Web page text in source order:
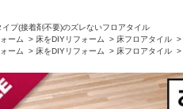
イプ(接着剤不要)のズレないフロアタイル
ーム > 床をDIYリフォーム > 床フロアタイル >
ーム > 床をDIYリフォーム > 床フロアタイル >